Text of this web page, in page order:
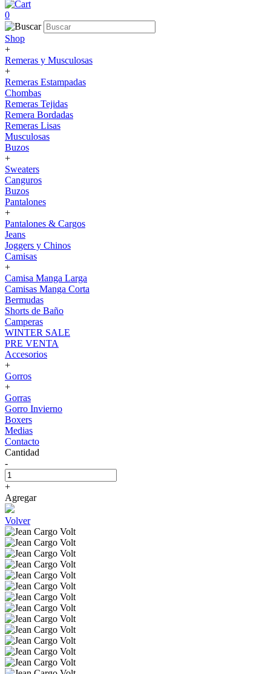
0
Shop
+
Remeras y Musculosas
+
Remeras Estampadas
Chombas
Remeras Tejidas
Remera Bordadas
Remeras Lisas
Musculosas
Buzos
+
Sweaters
Canguros
Buzos
Pantalones
+
Pantalones & Cargos
Jeans
Joggers y Chinos
Camisas
+
Camisa Manga Larga
Camisas Manga Corta
Bermudas
Shorts de Baño
Camperas
WINTER SALE
PRE VENTA
Accesorios
+
Gorros
+
Gorras
Gorro Invierno
Boxers
Medias
Contacto
Cantidad
-
+
Agregar
Volver